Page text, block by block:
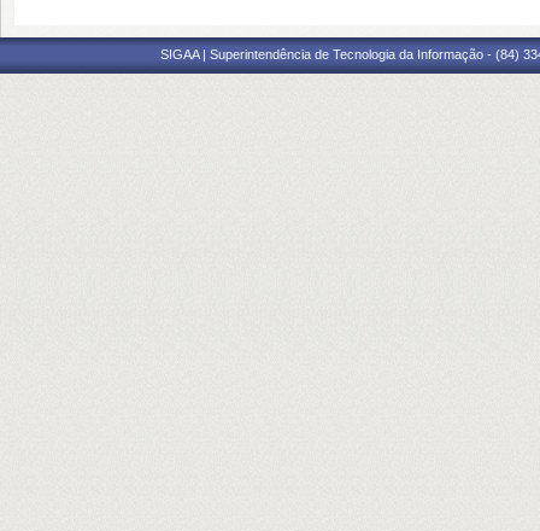
SIGAA | Superintendência de Tecnologia da Informação - (84)